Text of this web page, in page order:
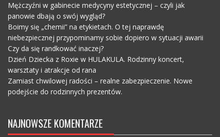
Mężczyźni w gabinecie medycyny estetycznej – czyli jak
panowie dbają o swój wygląd?
Boimy się „chemii” na etykietach. O tej naprawdę
niebezpiecznej przypominamy sobie dopiero w sytuacji awarii
Czy da się randkować inaczej?
Dzień Dziecka z Roxie w HULAKULA. Rodzinny koncert,
warsztaty i atrakcje od rana
Zamiast chwilowej radości – realne zabezpieczenie. Nowe
podejście do rodzinnych prezentów.
NAJNOWSZE KOMENTARZE